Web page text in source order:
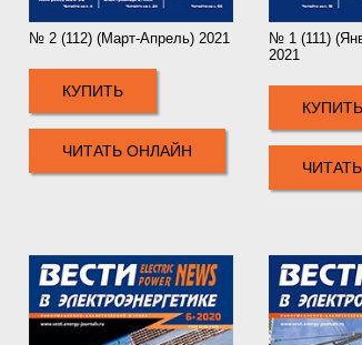
№ 2 (112) (Март-Апрель) 2021
КУПИТЬ
ЧИТАТЬ ОНЛАЙН
№ 1 (111)
2021
КУПИТЬ